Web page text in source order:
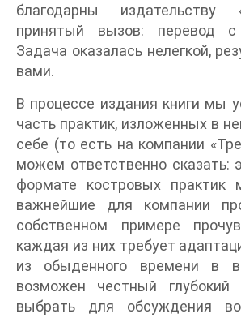
благодарны издательству
принятый вызов: перевод с
Задача оказалась нелегкой,
вами.
В процессе издания книги мы
часть практик, изложенных в
себе (то есть на компании
можем ответственно сказать:
формате костровых
важнейшие для компании
собственном примере
каждая из них требует
из обыденного времени в
возможен честный глубокий
выбрать для обсуждения